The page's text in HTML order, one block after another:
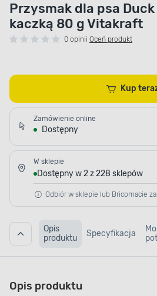
Przysmak dla psa
kaczką 80 g Vitakraft
0 opinii Oceń produkt
Kup
Zamówienie online
Dostępny
W sklepie
Dostępny w 2 z 228 sklepów
Odbiór w sklepie lub Bricomacie za
Opis
produktu
Specyfikacja
Opis produktu